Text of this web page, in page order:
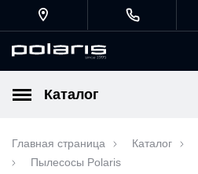
Каталог
Главная страница Каталог
Пылесосы Polaris